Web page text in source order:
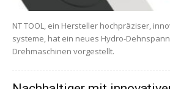
NT TOOL, ein Hersteller hoch­präziser,
systeme, hat ein neues Hydro-
Drehmaschinen vorgestellt.